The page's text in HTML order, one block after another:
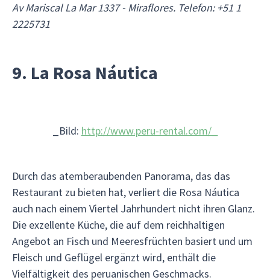
Av Mariscal La Mar 1337 - Miraflores. Telefon: +51 1
2225731
9. La Rosa Náutica
_Bild: http://www.peru-rental.com/_
Durch das atemberaubenden Panorama, das das
Restaurant zu bieten hat, verliert die Rosa Náutica
auch nach einem Viertel Jahrhundert nicht ihren Glanz.
Die exzellente Küche, die auf dem reichhaltigen
Angebot an Fisch und Meeresfrüchten basiert und um
Fleisch und Geflügel ergänzt wird, enthält die
Vielfältigkeit des peruanischen Geschmacks.